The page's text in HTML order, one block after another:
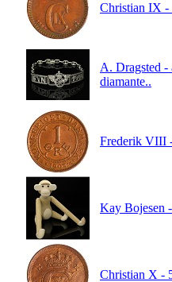
Christian IX -
A. Dragsted
diamante..
Frederik VIII
Kay Bojesen
Christian X -